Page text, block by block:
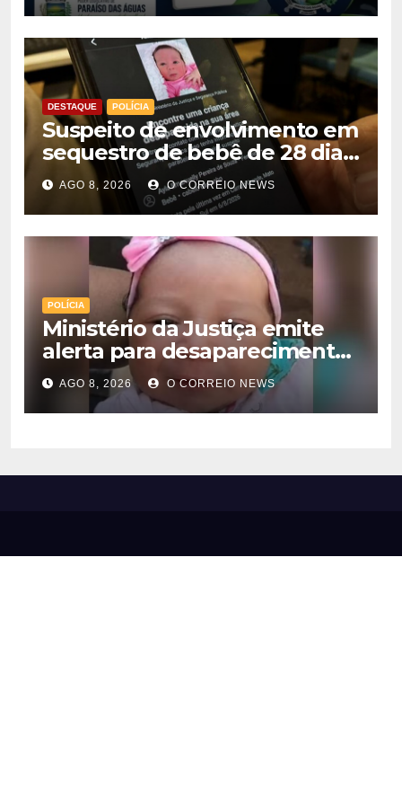
DESTAQUE POLÍCIA
Suspeito de envolvimento em
sequestro de bebê de 28 dias
é preso na Capital
AGO 8, 2026 O CORREIO NEWS
POLÍCIA
Ministério da Justiça emite
alerta para desaparecimento
de bebê de 28 dias em MS;
polícia apura suposto
sequestro
AGO 8, 2026 O CORREIO NEWS